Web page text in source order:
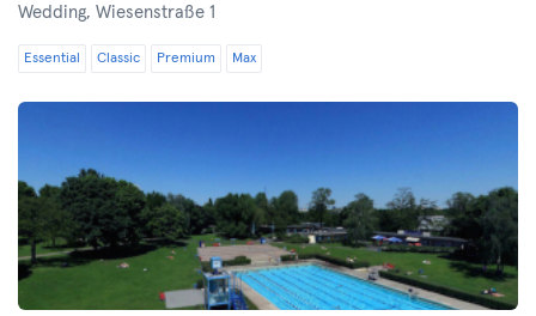
Wedding, Wiesenstraße 1
Essential Classic Premium Max